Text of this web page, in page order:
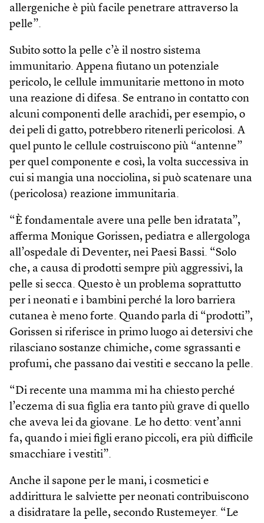
allergeniche è più facile penetrare attraverso la
pelle”.
Subito sotto la pelle c’è il nostro sistema
immunitario. Appena fiutano un potenziale
pericolo, le cellule immunitarie mettono in moto
una reazione di difesa. Se entrano in contatto con
alcuni componenti delle arachidi, per esempio, o
dei peli di gatto, potrebbero ritenerli pericolosi. A
quel punto le cellule costruiscono più “antenne”
per quel componente e così, la volta successiva in
cui si mangia una nocciolina, si può scatenare una
(pericolosa) reazione immunitaria.
“È fondamentale avere una pelle ben idratata”,
afferma Monique Gorissen, pediatra e allergologa
all’ospedale di Deventer, nei Paesi Bassi. “Solo
che, a causa di prodotti sempre più aggressivi, la
pelle si secca. Questo è un problema soprattutto
per i neonati e i bambini perché la loro barriera
cutanea è meno forte. Quando parla di “prodotti”,
Gorissen si riferisce in primo luogo ai detersivi che
rilasciano sostanze chimiche, come sgrassanti e
profumi, che passano dai vestiti e seccano la pelle.
“Di recente una mamma mi ha chiesto perché
l’eczema di sua figlia era tanto più grave di quello
che aveva lei da giovane. Le ho detto: vent’anni
fa, quando i miei figli erano piccoli, era più difficile
smacchiare i vestiti”.
Anche il sapone per le mani, i cosmetici e
addirittura le salviette per neonati contribuiscono
a disidratare la pelle, secondo Rustemeyer. “Le